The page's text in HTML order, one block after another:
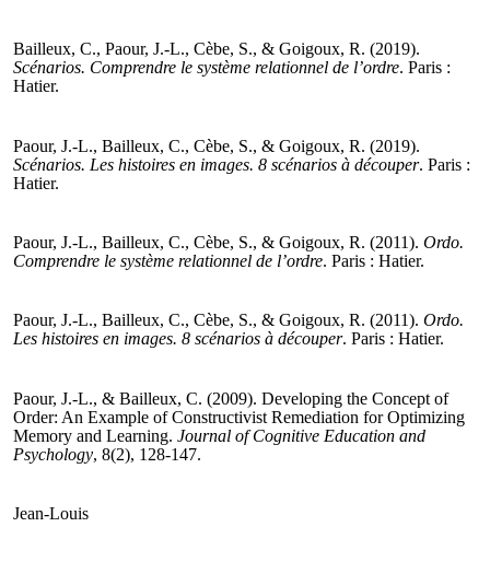
Bailleux, C., Paour, J.-L., Cèbe, S., & Goigoux, R. (2019).
Scénarios. Comprendre le système relationnel de l’ordre. Paris :
Hatier.
Paour, J.-L., Bailleux, C., Cèbe, S., & Goigoux, R. (2019).
Scénarios. Les histoires en images. 8 scénarios à découper. Paris :
Hatier.
Paour, J.-L., Bailleux, C., Cèbe, S., & Goigoux, R. (2011). Ordo.
Comprendre le système relationnel de l’ordre. Paris : Hatier.
Paour, J.-L., Bailleux, C., Cèbe, S., & Goigoux, R. (2011). Ordo.
Les histoires en images. 8 scénarios à découper. Paris : Hatier.
Paour, J.-L., & Bailleux, C. (2009). Developing the Concept of
Order: An Example of Constructivist Remediation for Optimizing
Memory and Learning. Journal of Cognitive Education and
Psychology, 8(2), 128-147.
Jean-Louis